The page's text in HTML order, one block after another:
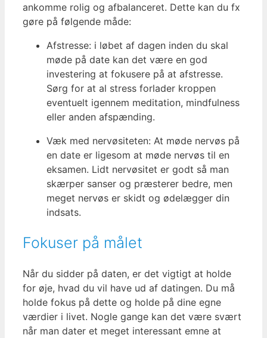
ankomme rolig og afbalanceret. Dette kan du fx
gøre på følgende måde:
Afstresse: i løbet af dagen inden du skal
møde på date kan det være en god
investering at fokusere på at afstresse.
Sørg for at al stress forlader kroppen
eventuelt igennem meditation, mindfulness
eller anden afspænding.
Væk med nervøsiteten: At møde nervøs på
en date er ligesom at møde nervøs til en
eksamen. Lidt nervøsitet er godt så man
skærper sanser og præsterer bedre, men
meget nervøs er skidt og ødelægger din
indsats.
Fokuser på målet
Når du sidder på daten, er det vigtigt at holde
for øje, hvad du vil have ud af datingen. Du må
holde fokus på dette og holde på dine egne
værdier i livet. Nogle gange kan det være svært
når man dater et meget interessant emne at